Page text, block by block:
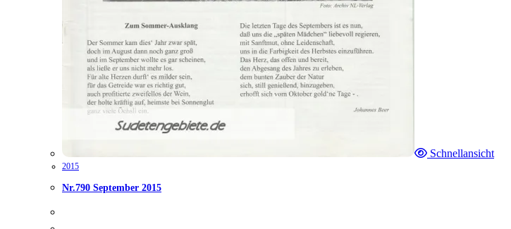
Schnellansicht
2015
Nr.790 September 2015